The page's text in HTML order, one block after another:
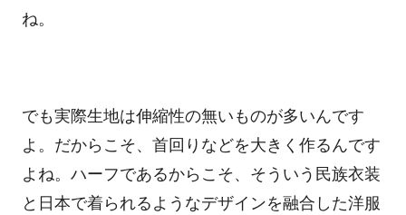
ね。
でも実際生地は伸縮性の無いものが多いんです
よ。だからこそ、首回りなどを大きく作るんです
よね。ハーフであるからこそ、そういう民族衣装
と日本で着られるようなデザインを融合した洋服